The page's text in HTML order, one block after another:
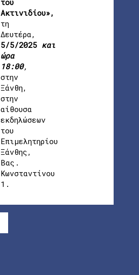
Ακτινιδίου»,
τη
Δευτέρα,
5/5/2025 και
ώρα
18:00,
στην
Ξάνθη,
στην
αίθουσα
εκδηλώσεων
του
Επιμελητηρίου
Ξάνθης,
Βας.
Κωνσταντίνου
1.